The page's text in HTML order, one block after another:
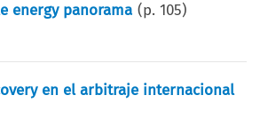
energy panorama (p.105)
en el arbitraje internacional